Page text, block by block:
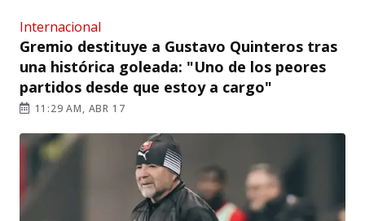
Internacional
Gremio destituye a Gustavo Quinteros tras
una histórica goleada: "Uno de los peores
partidos desde que estoy a cargo"
11:29 AM, ABR 17